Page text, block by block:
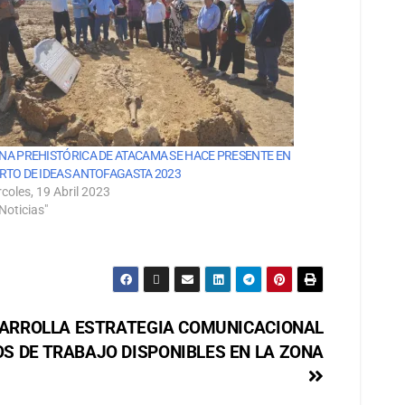
PREHISTÓRICA DE ATACAMA SE HACE PRESENTE EN
DE IDEAS ANTOFAGASTA 2023
19 Abril 2023
ESTRATEGIA COMUNICACIONAL
DE TRABAJO DISPONIBLES EN LA ZONA